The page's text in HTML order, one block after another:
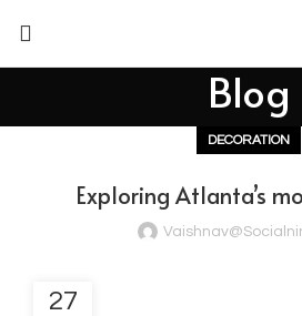
Blog
DECORATION
Exploring Atlanta’s
27